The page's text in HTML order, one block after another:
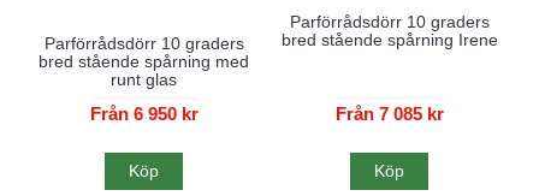
Parförrådsdörr 10 graders
bred stående spårning med
runt glas
Från 6 950 kr
Köp
Parförrådsdörr 10 graders
bred stående spårning Irene
Från 7 085 kr
Köp